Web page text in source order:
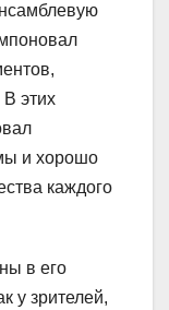
В этих
и хорошо
каждого
в его
у зрителей,